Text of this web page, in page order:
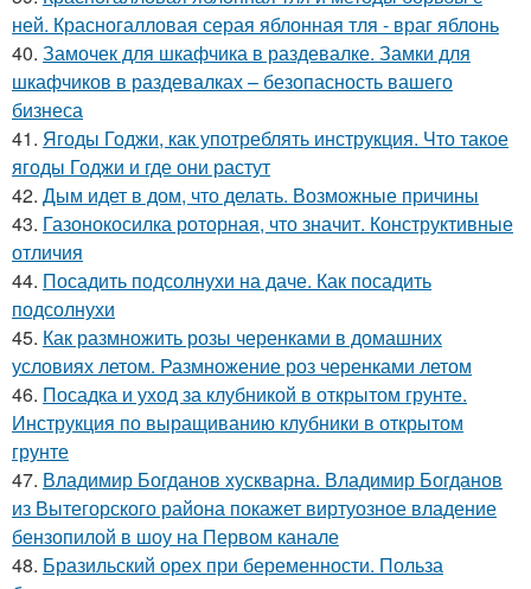
ней. Красногалловая серая яблонная тля - враг яблонь
40. Замочек для шкафчика в раздевалке. Замки для
шкафчиков в раздевалках – безопасность вашего
бизнеса
41. Ягоды Годжи, как употреблять инструкция. Что такое
ягоды Годжи и где они растут
42. Дым идет в дом, что делать. Возможные причины
43. Газонокосилка роторная, что значит. Конструктивные
отличия
44. Посадить подсолнухи на даче. Как посадить
подсолнухи
45. Как размножить розы черенками в домашних
условиях летом. Размножение роз черенками летом
46. Посадка и уход за клубникой в открытом грунте.
Инструкция по выращиванию клубники в открытом
грунте
47. Владимир Богданов хускварна. Владимир Богданов
из Вытегорского района покажет виртуозное владение
бензопилой в шоу на Первом канале
48. Бразильский орех при беременности. Польза